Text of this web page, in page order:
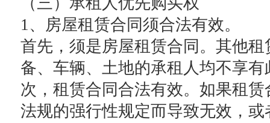
1、房屋租赁合同须合法有效。
首先，须是房屋租赁合同。其他租
备、车辆、土地的承租人均不享
次，租赁合同合法有效。如果租
法规的强行性规定而导致无效，